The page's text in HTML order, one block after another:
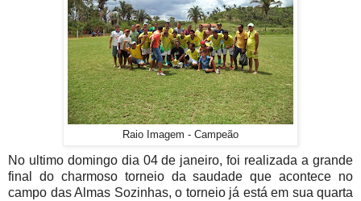
Raio Imagem - Campeão
No ultimo domingo dia 04 de janeiro, foi realizada a grande
final do charmoso torneio da saudade que acontece no
campo das Almas Sozinhas, o torneio já está em sua quarta